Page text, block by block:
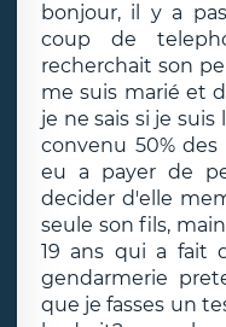
bonjour, il y a
coup de
recherchait son
me suis marié et
je ne sais si je
convenu 50%
eu a payer de
decider d'elle
seule son fils,
19 ans qui a fait
gendarmerie
que je fasses un